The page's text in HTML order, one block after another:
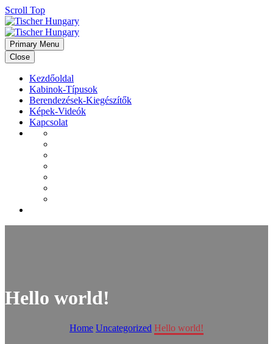
Scroll Top
Primary Menu
Close
Kezdőoldal
Kabinok-Típusok
Berendezések-Kiegészítők
Képek-Videók
Kapcsolat
Hello world!
Home Uncategorized Hello world!